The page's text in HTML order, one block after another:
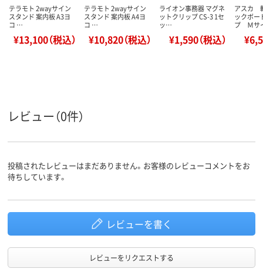
テラモト 2wayサイン
スタンド 案内板 A3ヨ
コ …
¥13,100（税込）
テラモト 2wayサイン
スタンド 案内板 A4ヨ
コ …
¥10,820（税込）
ライオン事務器 マグネ
ットクリップ CS-3 1セ
ッ…
¥1,590（税込）
アスカ
ックボ
プ Ｍサ
レビュー（0件）
投稿されたレビューはまだありません。お客様のレビューコメントをお
待ちしています。
レビューを書く
レビューをリクエストする